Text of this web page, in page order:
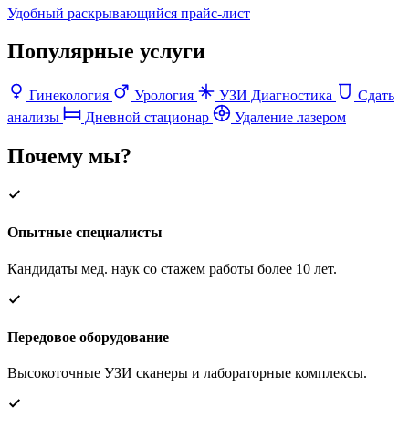
Удобный раскрывающийся прайс-лист
Популярные услуги
Гинекология Урология УЗИ Диагностика
Сдать
анализы
Дневной стационар Удаление лазером
Почему мы?
Опытные специалисты
Кандидаты мед. наук со стажем работы более 10 лет.
Передовое оборудование
Высокоточные УЗИ сканеры и лабораторные комплексы.